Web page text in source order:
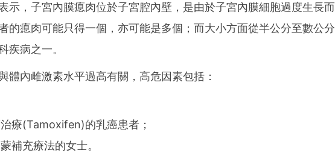
示，子宮內膜瘜肉位於子宮腔內壁，是由於子宮內膜細胞過度生長而
的瘜肉可能只得一個，亦可能是多個；而大小方面從半公分至數公分
疾病之一。
體內雌激素水平過高有關，高危因素包括：
療(Tamoxifen)的乳癌患者；
補充療法的女士。